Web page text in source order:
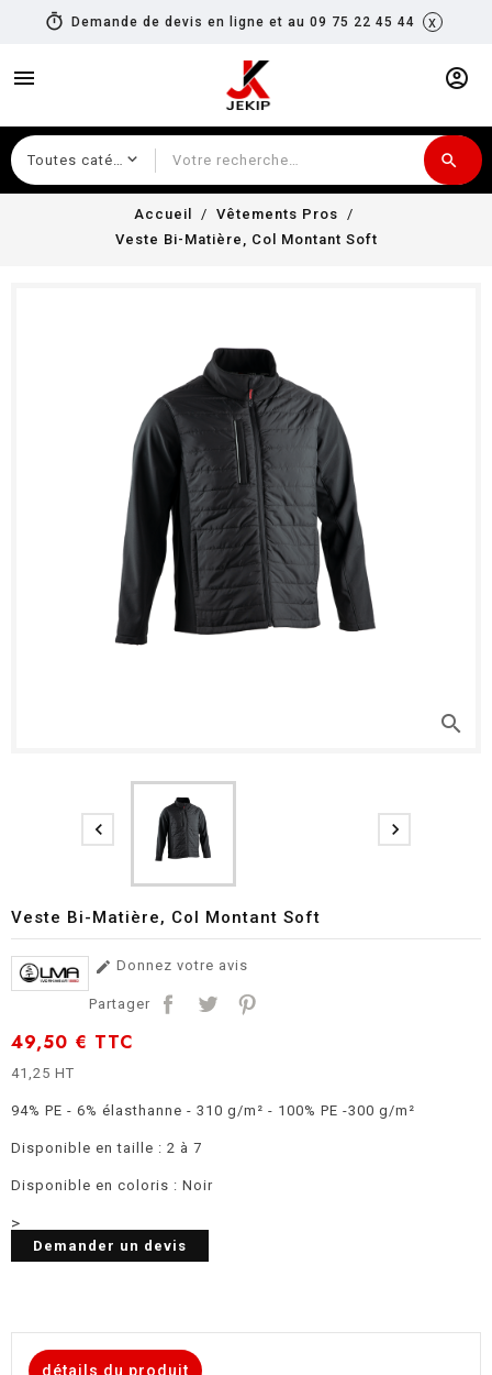
timer Demande de devis en ligne et au 09 75 22 45 44 x
menu account_circle
search
Accueil
Vêtements Pros
Veste Bi-Matière, Col Montant Soft
search
 
Veste Bi-Matière, Col Montant Soft
 Donnez votre avis
Partager
49,50 € TTC
41,25 HT
94% PE - 6% élasthanne - 310 g/m² - 100% PE -300 g/m²
Disponible en taille : 2 à 7
Disponible en coloris : Noir
>
Demander un devis
détails du produit